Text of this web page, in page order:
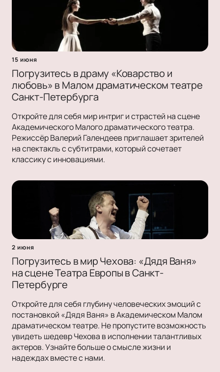
15 июня
Погрузитесь в драму «Коварство и
любовь» в Малом драматическом театре
Санкт-Петербурга
Откройте для себя мир интриг и страстей на сцене
Академического Малого драматического театра.
Режиссёр Валерий Галендеев приглашает зрителей
на спектакль с субтитрами, который сочетает
классику с инновациями.
2 июня
Погрузитесь в мир Чехова: «Дядя Ваня»
на сцене Театра Европы в Санкт-
Петербурге
Откройте для себя глубину человеческих эмоций с
постановкой «Дядя Ваня» в Академическом Малом
драматическом театре. Не пропустите возможность
увидеть шедевр Чехова в исполнении талантливых
актеров. Узнайте больше о смысле жизни и
надеждах вместе с нами.